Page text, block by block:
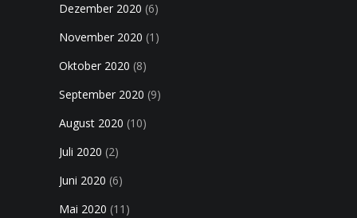
Dezember 2020 (6)
November 2020 (1)
Oktober 2020 (8)
September 2020 (9)
August 2020 (10)
Juli 2020 (2)
Juni 2020 (6)
Mai 2020 (11)